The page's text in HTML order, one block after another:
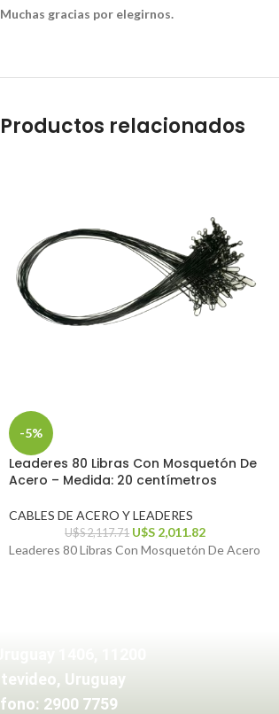
Muchas gracias por elegirnos.
Productos relacionados
-5%
Leaderes 80 Libras Con Mosquetón De
Acero – Medida: 20 centímetros
CABLES DE ACERO Y LEADERES
U$S2,117.71 U$S 2,011.82
Leaderes 80 Libras Con Mosquetón De Acero
Uruguay
2900 7759